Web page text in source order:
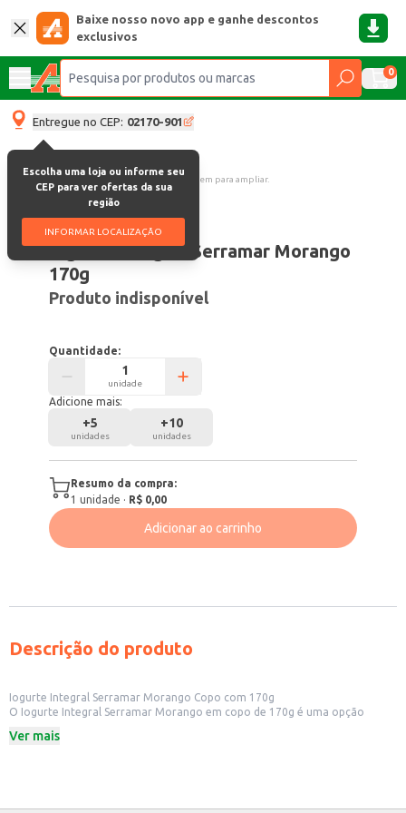
Baixe nosso novo app e ganhe descontos
exclusivos
0
Entregue no CEP: 02170-901
Escolha uma loja ou informe seu
CEP para ver ofertas da sua
região
INFORMAR LOCALIZAÇÃO
Clique na imagem para ampliar.
Código:39874
Iogurte Integral Serramar Morango
170g
Produto indisponível
Quantidade:
unidade
Adicione mais:
+5
unidades
+10
unidades
Resumo da compra:
1 unidade · R$ 0,00
Adicionar ao carrinho
Descrição do produto
Iogurte Integral Serramar Morango Copo com 170g
O Iogurte Integral Serramar Morango em copo de 170g é uma opção
diversos estabelecimentos. Sua embalagem individual facilita o consumo e
Ver mais